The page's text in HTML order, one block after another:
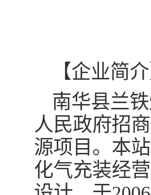
【企业简介
南华县兰
人民政府招
源项目。本
化气充装经